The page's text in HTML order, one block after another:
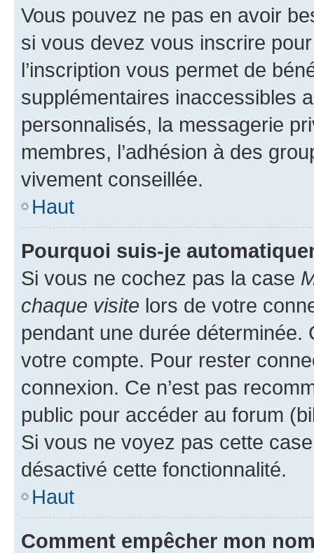
Vous pouvez ne pas en avoir
si vous devez vous inscrire
l’inscription vous permet de
supplémentaires inaccessibles
personnalisés, la messagerie
membres, l’adhésion à des
vivement conseillée.
Haut
Pourquoi suis-je
Si vous ne cochez pas la case
chaque visite lors de votre
pendant une durée déterminée.
votre compte. Pour rester
connexion. Ce n’est pas
public pour accéder au forum
Si vous ne voyez pas cette
désactivé cette fonctionnalité.
Haut
Comment empêcher mon